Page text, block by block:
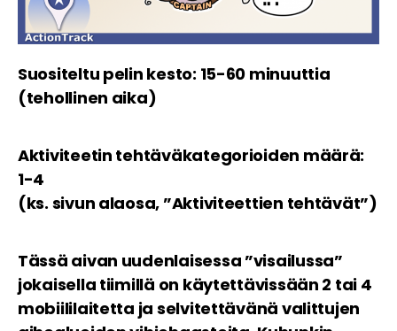
Suositeltu pelin kesto: 15-60 minuuttia
(tehollinen aika)
Aktiviteetin tehtäväkategorioiden määrä:
1-4
(ks. sivun alaosa, ”Aktiviteettien tehtävät”)
Tässä aivan uudenlaisessa ”visailussa”
jokaisella tiimillä on käytettävissään 2 tai 4
mobiililaitetta ja selvitettävänä valittujen